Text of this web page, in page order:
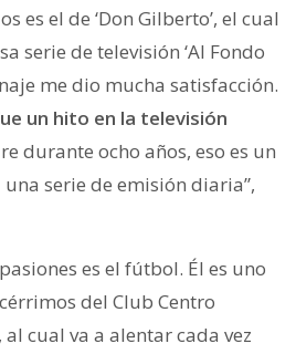
es el de ‘Don Gilberto’, el cual
serie de televisión ‘Al Fondo
me dio mucha satisfacción.
un hito en la televisión
durante ocho años, eso es un
serie de emisión diaria”,
es el fútbol. Él es uno
del Club Centro
cual va a alentar cada vez